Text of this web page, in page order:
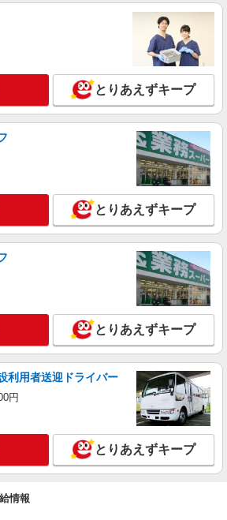
とりあえずキープ
とりあえずキープ
とりあえずキープ
利用者送迎ドライバー
円
とりあえずキープ
情報